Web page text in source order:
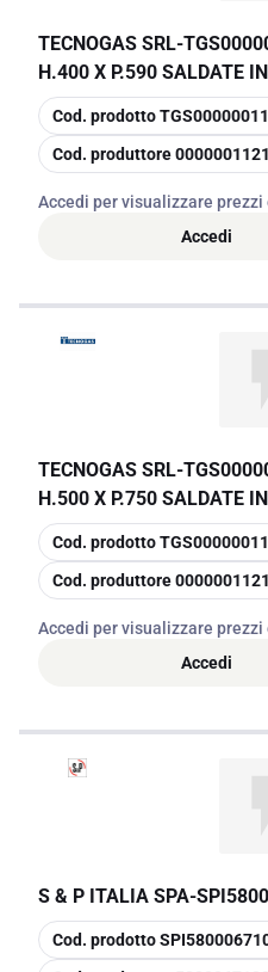
TECNOGAS SRL-
H.400 X P.590 SALDATE
copia
Cod. prodotto
copia
Cod. produttore
Accedi per visualizzare
Accedi
TECNOGAS SRL-
H.500 X P.750 SALDATE
copia
Cod. prodotto
copia
Cod. produttore
Accedi per visualizzare
Accedi
S & P ITALIA SPA-
copia
Cod. prodotto